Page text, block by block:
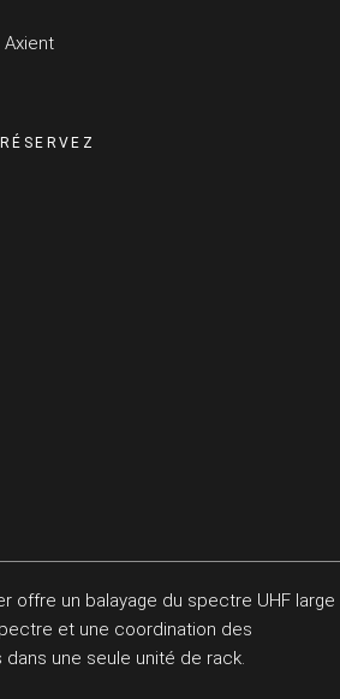
quantity
RÉSERVEZ
offre un balayage du spectre UHF large
et une coordination des
une seule unité de rack.